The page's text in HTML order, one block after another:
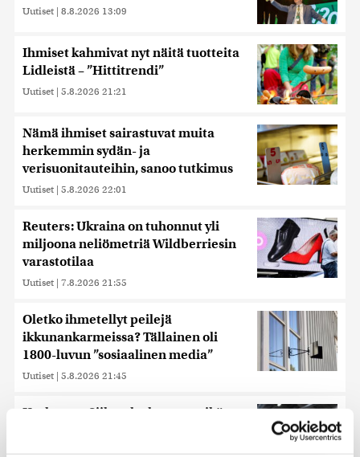
Uutiset | 8.8.2026 13:09
Ihmiset kahmivat nyt näitä tuotteita
Lidleistä – ”Hittitrendi”
Uutiset | 5.8.2026 21:21
Nämä ihmiset sairastuvat muita
herkemmin sydän- ja
verisuonitauteihin, sanoo tutkimus
Uutiset | 5.8.2026 22:01
Reuters: Ukraina on tuhonnut yli
miljoona neliömetriä Wildberriesin
varastotilaa
Uutiset | 7.8.2026 21:55
Oletko ihmetellyt peilejä
ikkunankarmeissa? Tällainen oli
1800-luvun ”sosiaalinen media”
Uutiset | 5.8.2026 21:45
Keskustan Siika-aho kertoo, mikä